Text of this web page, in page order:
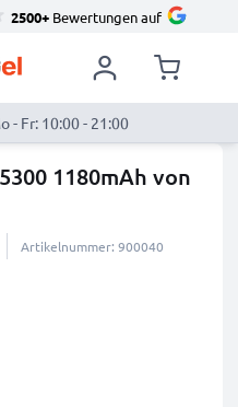
2500+Bewertungen auf
- Fr: 10:00 - 21:00
1180mAh von
Artikelnummer: 900040